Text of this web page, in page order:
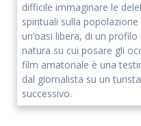
Accetto che i miei dati
applicazione secondo la
difficile immaginare le
spirituali sulla
un’oasi libera, di un
natura su cui posare gli
film amatoriale è una
dal giornalista su un
successivo.